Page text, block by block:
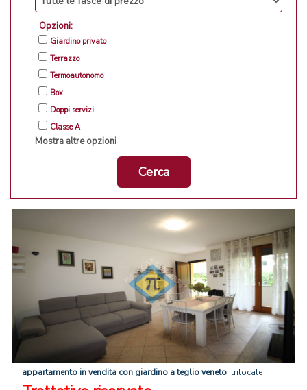
Opzioni:
Giardino privato
Terrazzo
Termoautonomo
Box
Doppi servizi
Classe A
Mostra altre opzioni
Cerca
appartamento invendita con giardino ateglioveneto: trilocale